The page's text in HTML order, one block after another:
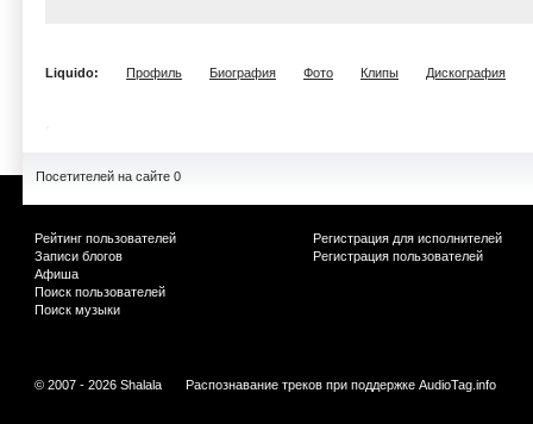
Liquido: Профиль Биография Фото Клипы Дискография
Посетителей на сайте 0
Рейтинг пользователей
Записи блогов
Афиша
Поиск пользователей
Поиск музыки
Регистрация для исполнителей
Регистрация пользователей
© 2007 - 2026 Shalala Распознавание треков при поддержке AudioTag.info